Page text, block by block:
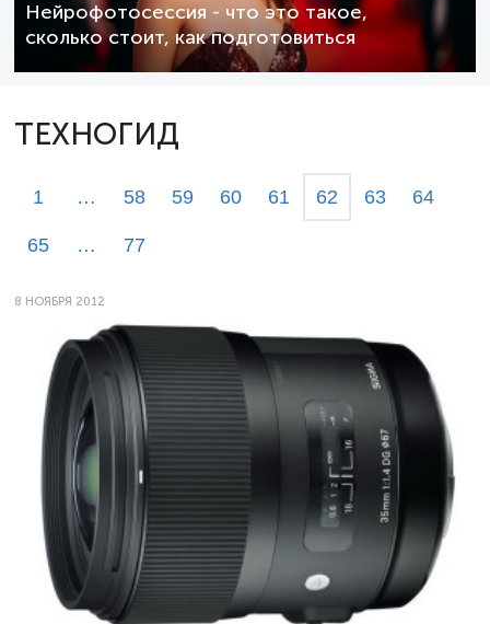
Нейрофотосессия - что это такое,
сколько стоит, как подготовиться
ТЕХНОГИД
1 … 58 59 60 61 62 63 64
65 … 77
8 НОЯБРЯ 2012